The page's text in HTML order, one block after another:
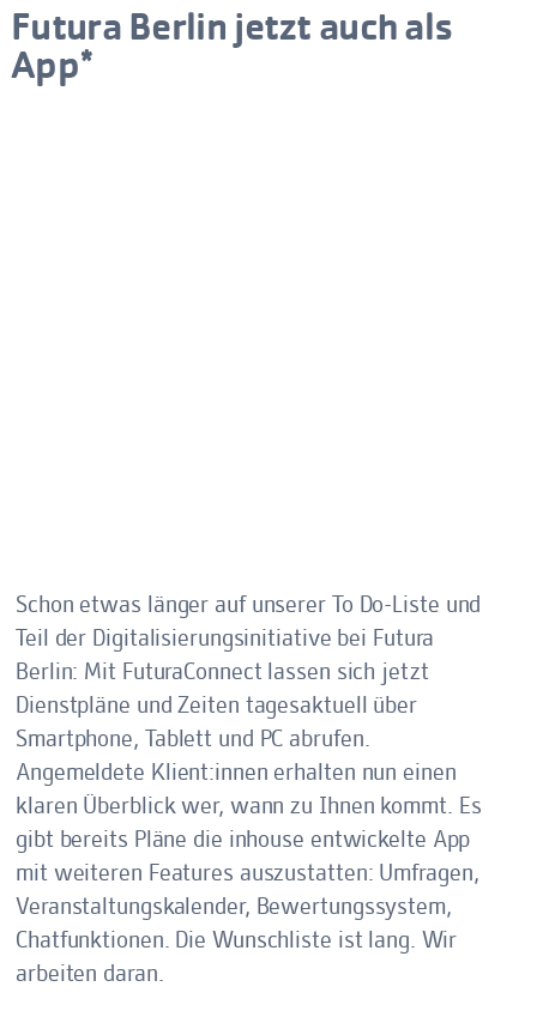
Futura Berlin jetzt auch als
App*
Schon etwas länger auf unserer To Do-Liste und
Teil der Digitalisierungsinitiative bei Futura
Berlin: Mit FuturaConnect lassen sich jetzt
Dienstpläne und Zeiten tagesaktuell über
Smartphone, Tablett und PC abrufen.
Angemeldete Klient:innen erhalten nun einen
klaren Überblick wer, wann zu Ihnen kommt. Es
gibt bereits Pläne die inhouse entwickelte App
mit weiteren Features auszustatten: Umfragen,
Veranstaltungskalender, Bewertungssystem,
Chatfunktionen. Die Wunschliste ist lang. Wir
arbeiten daran.